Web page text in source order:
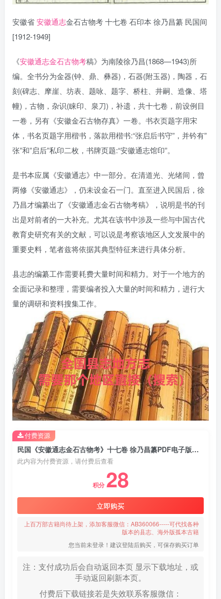
安徽省安徽通志金石古物考 十七卷 石印本 徐乃昌纂 民国间
[1912-1949]
《安徽通志金石古物考稿》为南陵徐乃昌(1868—1943)所
编。全书分为金器(钟、鼎、彝器)，石器(附玉器)，陶器，石
刻(碑志、摩崖、坊表、题咏、题字、桥柱、井嗣、造像、塔
幢)，古物，杂识(睐印、泉刀)，补遗，共十七卷，前设例目
一卷，另有《安徽金石古物存真》一卷。书衣页题字用宋
体，书名页题字用楷书，落款用楷书:“张启后书守”，并钤有”
张”和”启后”私印二枚，书牌页题:“安徽通志馆印”。
是书本应属《安徽通志》中一部分。在清道光、光绪间，曾
两修《安徽通志》，仍未设金石一门。直至进入民国后，徐
乃昌才编纂出了《安徽通志金石古物考稿》，说明是书的刊
出是对前者的一大补充。尤其在该书中涉及一些与中国古代
教育史研究有关的文献，可以说是考察该地区人文发展中的
重要史料，笔者兹将依据其典型特征来进行具体分析。
县志的编纂工作需要耗费大量时间和精力。对于一个地方的
全面记录和整理，需要编者投入大量的时间和精力，进行大
量的调研和资料搜集工作。
民国《安徽通志金石古物考》十七卷 徐乃昌纂PDF电子版地方志下载
此内容为付费资源，请付费后查看
积分 28
立即购买
上百万部古籍尚待上架，添加客服微信：AB360066-----可代找各种
版本的县志、海外版孤本古籍
您当前未登录！建议登陆后购买，可保存购买订单
注：支付成功后会自动返回本页 显示下载地址，或
手动返回刷新本页。
付费后下载链接若是失效联系客服微信：
付费资源